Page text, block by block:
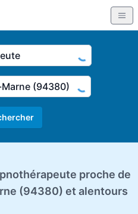
Nom du praticien, profession
Ville
proche de
(94380) et alentours